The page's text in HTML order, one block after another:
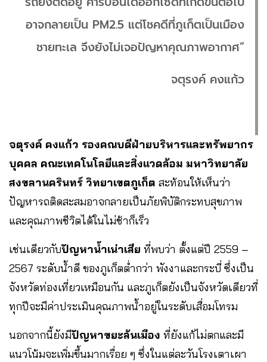
อาจกลายเป็น PM2.5 แต่โชคดีที่ภูเก็ตเป็นเมือง
ชายทะเล จึงยังไม่เจอปัญหาคุณภาพอากาศ”
จตุรงค์ คงแก้ว
จตุรงค์ คงแก้ว รองคณบดีฝ่ายบริหารและทรัพยากร
บุคคล คณะเทคโนโลยีและสิ่งแวดล้อม มหาวิทยาลัย
สงขลานครินทร์ วิทยาเขตภูเก็ต สะท้อนให้เห็นว่า
ปัญหารถติดสะสมอาจกลายเป็นภัยพิบัติกระทบสุขภาพ
และคุณภาพชีวิตได้ในไม่ช้าก็เร็ว
เช่นเดียวกับปัญหาน้ำเน่าเสีย ที่พบว่า ตั้งแต่ปี 2559 –
2567 ระดับน้ำดี ของภูเก็ตต่ำกว่า พังงาและกระบี่ ซึ่งเป็น
จังหวัดท่องเที่ยวเหมือนกัน และภูเก็ตยังเป็นจังหวัดเดียวที่
ทุกปีจะมีค่าประเมินคุณภาพน้ำอยู่ในระดับเสื่อมโทรม
นอกจากนี้ยังมีปัญหาขยะล้นเมือง ที่ยังแก้ไม่ตกและมี
แนวโน้มจะเพิ่มขึ้นมากเรื่อย ๆ ซึ่งในแต่ละวันโรงเตาเผา